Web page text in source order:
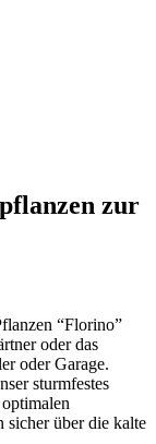
zur
“Florino”
oder das
oder Garage.
sturmfestes
sicher über die kalte